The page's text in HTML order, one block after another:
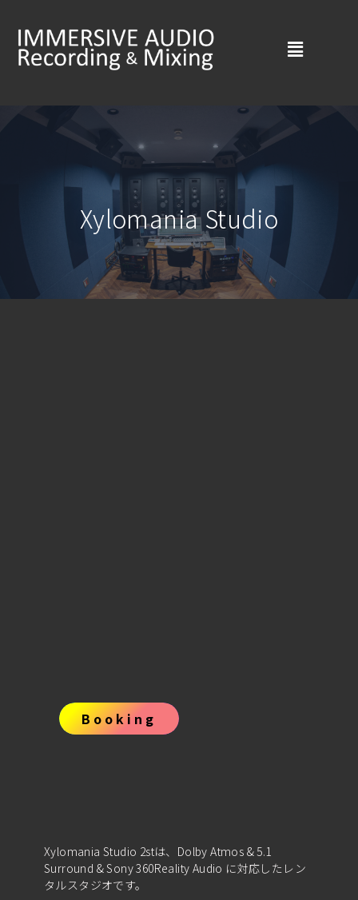
容
Menu
Xylomania Studio
Booking
Xylomania Studio 2stは、Dolby Atmos & 5.1
Surround & Sony 360Reality Audio に対応したレン
タルスタジオです。